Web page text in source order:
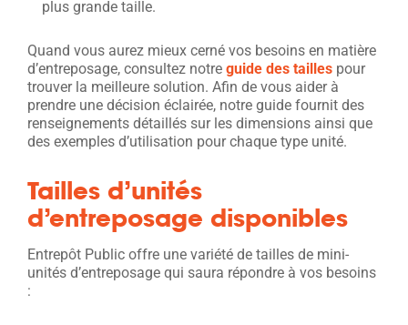
plus grande taille.
Quand vous aurez mieux cerné vos besoins en matière
d’entreposage, consultez notre guide des tailles pour
trouver la meilleure solution. Afin de vous aider à
prendre une décision éclairée, notre guide fournit des
renseignements détaillés sur les dimensions ainsi que
des exemples d’utilisation pour chaque type unité.
Tailles d’unités
d’entreposage disponibles
Entrepôt Public offre une variété de tailles de mini-
unités d’entreposage qui saura répondre à vos besoins
: